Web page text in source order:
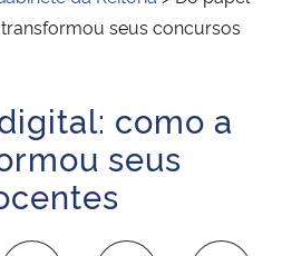
e Abastecimento
seus concursos
como a
seus